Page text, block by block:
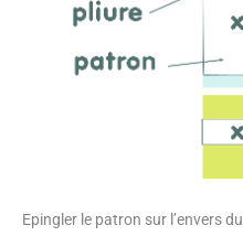
Epingler le patron sur l’envers du